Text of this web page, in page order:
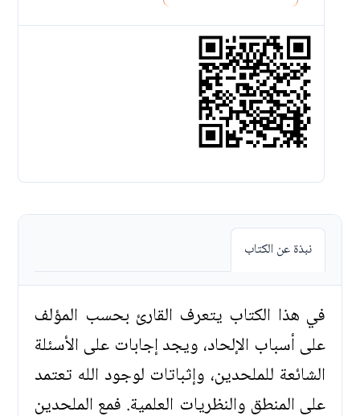
نبذة عن الكتاب
في هذا الكتاب يتعرف القارئ بحسب المؤلف
على أسباب الإلحاد، ويجد إجابات على الأسئلة
الشائعة للملحدين، وإثباتات لوجود الله تعتمد
على المنطق والنظريات العلمية. فمع الملحدين